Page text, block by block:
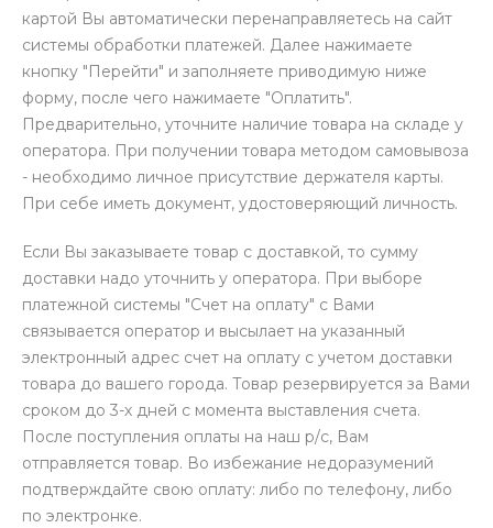
картой Вы автоматически перенаправляетесь на сайт
системы обработки платежей. Далее нажимаете
кнопку "Перейти" и заполняете приводимую ниже
форму, после чего нажимаете "Оплатить".
Предварительно, уточните наличие товара на складе у
оператора. При получении товара методом самовывоза
- необходимо личное присутствие держателя карты.
При себе иметь документ, удостоверяющий личность.
Если Вы заказываете товар с доставкой, то сумму
доставки надо уточнить у оператора. При выборе
платежной системы "Счет на оплату" с Вами
связывается оператор и высылает на указанный
электронный адрес счет на оплату с учетом доставки
товара до вашего города. Товар резервируется за Вами
сроком до 3-х дней с момента выставления счета.
После поступления оплаты на наш р/с, Вам
отправляется товар. Во избежание недоразумений
подтверждайте свою оплату: либо по телефону, либо
по электронке.